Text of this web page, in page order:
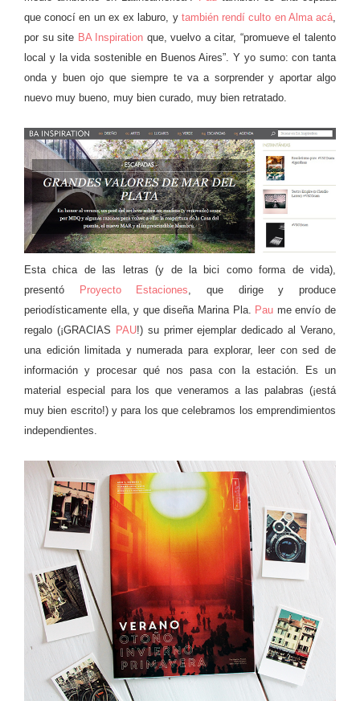
que conocí en un ex ex laburo, y también rendí culto en Alma acá,
por su site BA Inspiration que, vuelvo a citar, “promueve el talento
local y la vida sostenible en Buenos Aires”. Y yo sumo: con tanta
onda y buen ojo que siempre te va a sorprender y aportar algo
nuevo muy bueno, muy bien curado, muy bien retratado.
Esta chica de las letras (y de la bici como forma de vida),
presentó
Proyecto Estaciones, que dirige y produce
periodísticamente ella, y que diseña Marina Pla. Pau me envío de
regalo (¡GRACIAS PAU!) su primer ejemplar dedicado al Verano,
una edición limitada y numerada para explorar, leer con sed de
información y procesar qué nos pasa con la estación. Es un
material especial para los que veneramos a las palabras (¡está
muy bien escrito!) y para los que celebramos los emprendimientos
independientes.